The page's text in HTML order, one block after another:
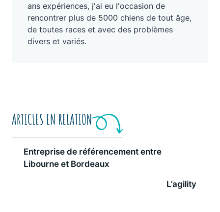
ans expériences, j'ai eu l'occasion de
rencontrer plus de 5000 chiens de tout âge,
de toutes races et avec des problèmes
divers et variés.
ARTICLES EN RELATION
Entreprise de référencement entre
Libourne et Bordeaux
L’agility